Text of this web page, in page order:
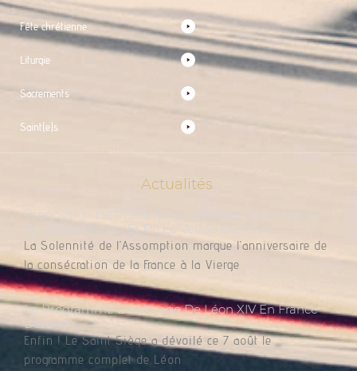
Fête chrétienne
Liturgie
Sacrements
Saint(e)s
Actualités
Proposition De Prière Pour La France À L’occasion
De L’Assomption Et De La Venue Du Pape
La Solennité de l’Assomption marque l’anniversaire de
la consécration de la France à la Vierge
Le Programme Du Voyage De Léon XIV En France
Dévoilé
Enfin ! Le Saint Siège a dévoilé ce 7 août le
programme complet de Léon